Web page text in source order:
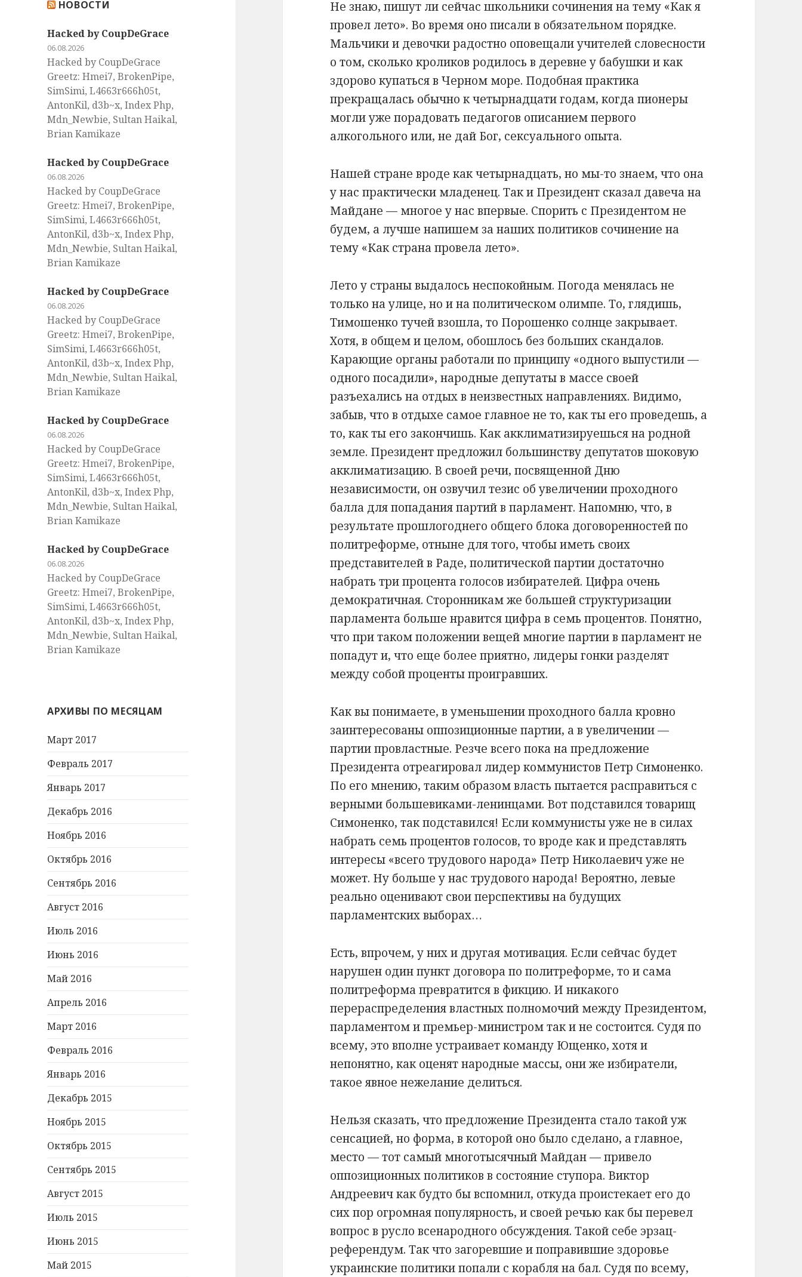
: НОВОСТИ
Hacked by CoupDeGrace
06.08.2026
Hacked by CoupDeGrace
Greetz: Hmei7, BrokenPipe,
SimSimi, L4663r666h05t,
AntonKil, d3b~x, Index Php,
Mdn_Newbie, Sultan Haikal,
Brian Kamikaze
Hacked by CoupDeGrace
06.08.2026
Hacked by CoupDeGrace
Greetz: Hmei7, BrokenPipe,
SimSimi, L4663r666h05t,
AntonKil, d3b~x, Index Php,
Mdn_Newbie, Sultan Haikal,
Brian Kamikaze
Hacked by CoupDeGrace
06.08.2026
Hacked by CoupDeGrace
Greetz: Hmei7, BrokenPipe,
SimSimi, L4663r666h05t,
AntonKil, d3b~x, Index Php,
Mdn_Newbie, Sultan Haikal,
Brian Kamikaze
Hacked by CoupDeGrace
06.08.2026
Hacked by CoupDeGrace
Greetz: Hmei7, BrokenPipe,
SimSimi, L4663r666h05t,
AntonKil, d3b~x, Index Php,
Mdn_Newbie, Sultan Haikal,
Brian Kamikaze
Hacked by CoupDeGrace
06.08.2026
Hacked by CoupDeGrace
Greetz: Hmei7, BrokenPipe,
SimSimi, L4663r666h05t,
AntonKil, d3b~x, Index Php,
Mdn_Newbie, Sultan Haikal,
Brian Kamikaze
АРХИВЫ ПО МЕСЯЦАМ
Март 2017
Февраль 2017
Январь 2017
Декабрь 2016
Ноябрь 2016
Октябрь 2016
Сентябрь 2016
Август 2016
Июль 2016
Июнь 2016
Май 2016
Апрель 2016
Март 2016
Февраль 2016
Январь 2016
Декабрь 2015
Ноябрь 2015
Октябрь 2015
Сентябрь 2015
Август 2015
Июль 2015
Июнь 2015
Май 2015
Не знаю, пишут ли сейчас школьники сочинения на тему «Как я
провел лето». Во время оно писали в обязательном порядке.
Мальчики и девочки радостно оповещали учителей словесности
о том, сколько кроликов родилось в деревне у бабушки и как
здорово купаться в Черном море. Подобная практика
прекращалась обычно к четырнадцати годам, когда пионеры
могли уже порадовать педагогов описанием первого
алкогольного или, не дай Бог, сексуального опыта.
Нашей стране вроде как четырнадцать, но мы-то знаем, что она
у нас практически младенец. Так и Президент сказал давеча на
Майдане — многое у нас впервые. Спорить с Президентом не
будем, а лучше напишем за наших политиков сочинение на
тему «Как страна провела лето».
Лето у страны выдалось неспокойным. Погода менялась не
только на улице, но и на политическом олимпе. То, глядишь,
Тимошенко тучей взошла, то Порошенко солнце закрывает.
Хотя, в общем и целом, обошлось без больших скандалов.
Карающие органы работали по принципу «одного выпустили —
одного посадили», народные депутаты в массе своей
разъехались на отдых в неизвестных направлениях. Видимо,
забыв, что в отдыхе самое главное не то, как ты его проведешь, а
то, как ты его закончишь. Как акклиматизируешься на родной
земле. Президент предложил большинству депутатов шоковую
акклиматизацию. В своей речи, посвященной Дню
независимости, он озвучил тезис об увеличении проходного
балла для попадания партий в парламент. Напомню, что, в
результате прошлогоднего общего блока договоренностей по
политреформе, отныне для того, чтобы иметь своих
представителей в Раде, политической партии достаточно
набрать три процента голосов избирателей. Цифра очень
демократичная. Сторонникам же большей структуризации
парламента больше нравится цифра в семь процентов. Понятно,
что при таком положении вещей многие партии в парламент не
попадут и, что еще более приятно, лидеры гонки разделят
между собой проценты проигравших.
Как вы понимаете, в уменьшении проходного балла кровно
заинтересованы оппозиционные партии, а в увеличении —
партии провластные. Резче всего пока на предложение
Президента отреагировал лидер коммунистов Петр Симоненко.
По его мнению, таким образом власть пытается расправиться с
верными большевиками-ленинцами. Вот подставился товарищ
Симоненко, так подставился! Если коммунисты уже не в силах
набрать семь процентов голосов, то вроде как и представлять
интересы «всего трудового народа» Петр Николаевич уже не
может. Ну больше у нас трудового народа! Вероятно, левые
реально оценивают свои перспективы на будущих
парламентских выборах…
Есть, впрочем, у них и другая мотивация. Если сейчас будет
нарушен один пункт договора по политреформе, то и сама
политреформа превратится в фикцию. И никакого
перераспределения властных полномочий между Президентом,
парламентом и премьер-министром так и не состоится. Судя по
всему, это вполне устраивает команду Ющенко, хотя и
непонятно, как оценят народные массы, они же избиратели,
такое явное нежелание делиться.
Нельзя сказать, что предложение Президента стало такой уж
сенсацией, но форма, в которой оно было сделано, а главное,
место — тот самый многотысячный Майдан — привело
оппозиционных политиков в состояние ступора. Виктор
Андреевич как будто бы вспомнил, откуда проистекает его до
сих пор огромная популярность, и своей речью как бы перевел
вопрос в русло всенародного обсуждения. Такой себе эрзац-
референдум. Так что загоревшие и поправившие здоровье
украинские политики попали с корабля на бал. Судя по всему,